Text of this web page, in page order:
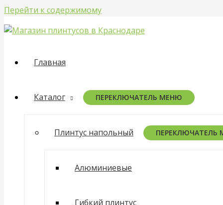
Перейти к содержимому
Главная
Каталог ПЕРЕКЛЮЧАТЕЛЬ МЕНЮ
Плинтус напольный ПЕРЕКЛЮЧАТЕЛЬ
Алюминиевые
Гибкий плинтус